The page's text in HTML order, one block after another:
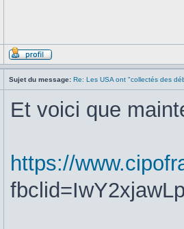
Sujet du message: Re: Les USA ont "collectés des
Et voici que
https://